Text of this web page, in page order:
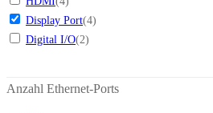
Display Port(4)
Digital I/O(2)
Anzahl Ethernet-Ports